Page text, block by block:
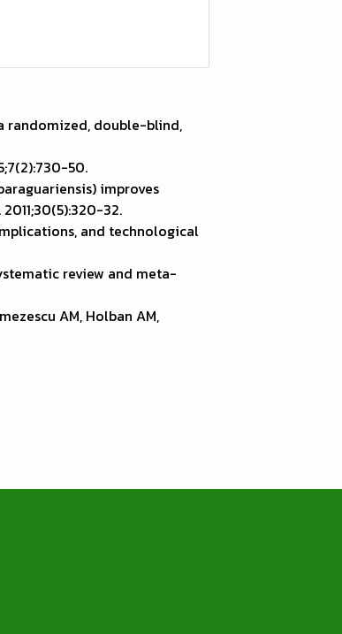
randomized, double-blind,
50.
improves
32.
and technological
review and meta-
AM, Holban AM,